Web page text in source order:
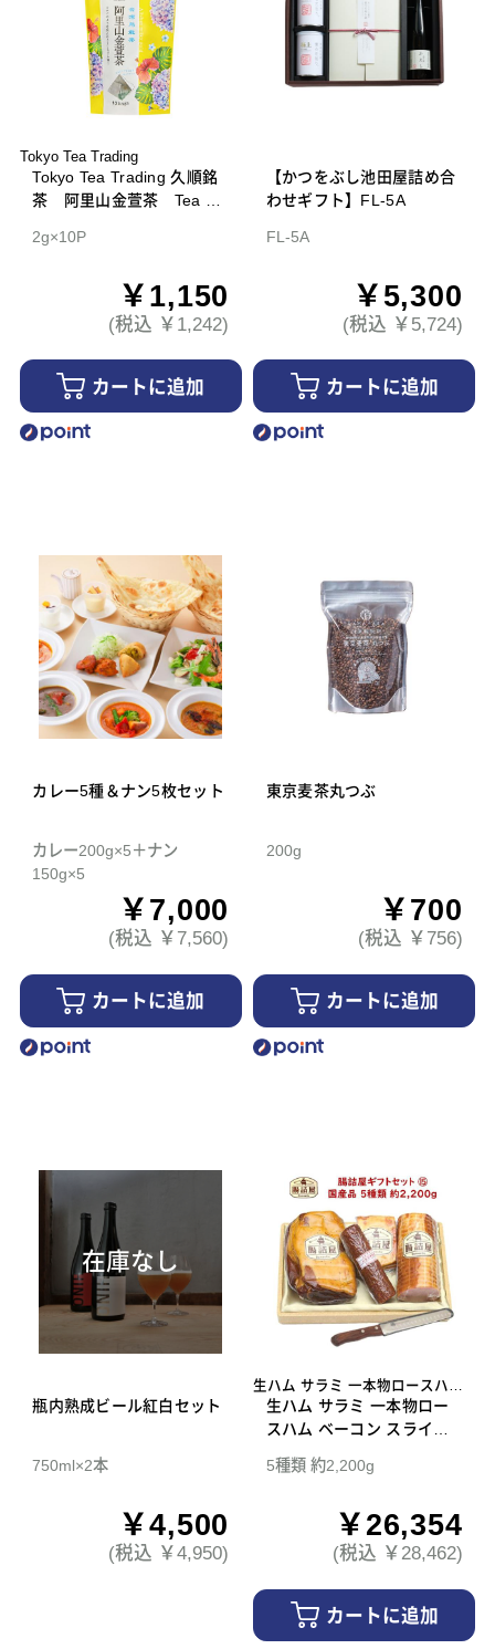
Tokyo Tea Trading
Tokyo Tea Trading 久順銘
茶 阿里山金萱茶 Tea Ba
2g×10P
￥1,150
(税込 ￥1,242)
カートに追加
【かつをぶし池田屋詰め合
わせギフト】FL-5A
FL-5A
￥5,300
(税込 ￥5,724)
カートに追加
カレー5種＆ナン5枚セット
カレー200g×5＋ナン
150g×5
￥7,000
(税込 ￥7,560)
カートに追加
東京麦茶丸つぶ
200g
￥700
(税込 ￥756)
カートに追加
在庫なし
瓶内熟成ビール紅白セット
750ml×2本
￥4,500
(税込 ￥4,950)
生ハム サラミ 一本物ロースハム
ベーコン スライスナイフ
生ハム サラミ 一本物ロー
スハム ベーコン スライス
ト 15
5種類 約2,200g
￥26,354
(税込 ￥28,462)
カートに追加